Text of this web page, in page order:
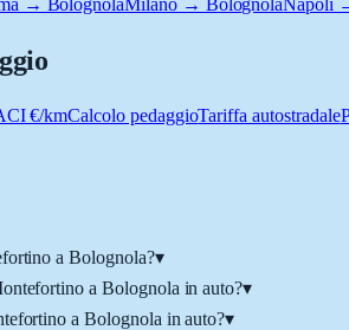
→ BolognolaMilano → BolognolaNapoli
€/kmCalcolo pedaggioTariffa autostradale
a Bolognola?▾
a Bolognola in auto?▾
a Bolognola in auto?▾